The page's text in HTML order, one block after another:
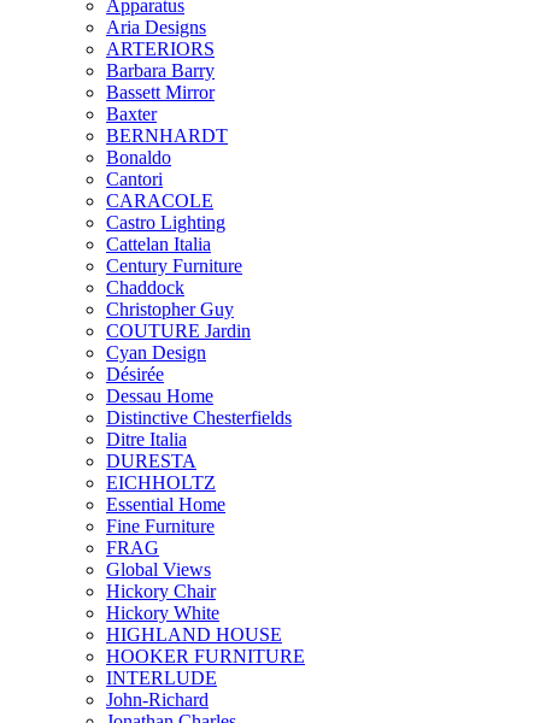
Apparatus
Aria Designs
ARTERIORS
Barbara Barry
Bassett Mirror
Baxter
BERNHARDT
Bonaldo
Cantori
CARACOLE
Castro Lighting
Cattelan Italia
Century Furniture
Chaddock
Christopher Guy
COUTURE Jardin
Cyan Design
Désirée
Dessau Home
Distinctive Chesterfields
Ditre Italia
DURESTA
EICHHOLTZ
Essential Home
Fine Furniture
FRAG
Global Views
Hickory Chair
Hickory White
HIGHLAND HOUSE
HOOKER FURNITURE
INTERLUDE
John-Richard